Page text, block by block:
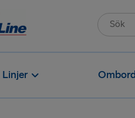
Linjer Ombord